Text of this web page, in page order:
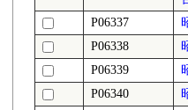
P06337
P06338
P06339
P06340